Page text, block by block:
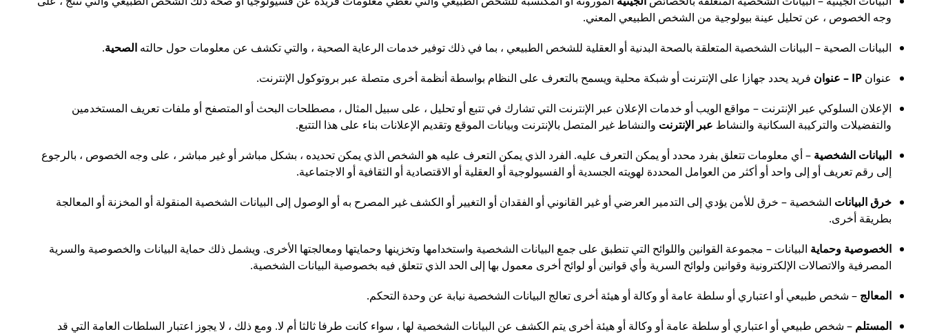
وجه الخصوص ، عن تحليل عينة بيولوجية من الشخص الطبيعي المعني.
البيانات الصحية – البيانات الشخصية المتعلقة بالصحة البدنية أو العقلية للشخص الطبيعي ، بما في ذلك توفير خدمات الرعاية الصحية ، والتي تكشف عن معلومات حول حالته الصحية.
عنوان IP – عنوان
فريد يحدد جهازا على الإنترنت أو شبكة محلية ويسمح بالتعرف على النظام بواسطة أنظمة أخرى متصلة عبر بروتوكول الإنترنت.
الإعلان السلوكي عبر الإنترنت – مواقع الويب أو خدمات الإعلان عبر الإنترنت التي تشارك في تتبع أو تحليل ، على سبيل المثال ، مصطلحات البحث أو المتصفح أو ملفات تعريف المستخدمين
والتفضيلات والتركيبة السكانية والنشاط عبر الإنترنت والنشاط غير المتصل بالإنترنت وبيانات الموقع وتقديم الإعلانات بناء على هذا التتبع.
البيانات الشخصية – أي معلومات تتعلق بفرد محدد أو يمكن التعرف عليه. الفرد الذي يمكن التعرف عليه هو الشخص الذي يمكن تحديده ، بشكل مباشر أو غير مباشر ، على وجه الخصوص ، بالرجوع
إلى رقم تعريف أو إلى واحد أو أكثر من العوامل المحددة لهويته الجسدية أو الفسيولوجية أو العقلية أو الاقتصادية أو الثقافية أو الاجتماعية.
خرق البيانات الشخصية – خرق للأمن يؤدي إلى التدمير العرضي أو غير القانوني أو الفقدان أو التغيير أو الكشف غير المصرح به أو الوصول إلى البيانات الشخصية المنقولة أو المخزنة أو المعالجة
بطريقة أخرى.
الخصوصية وحماية البيانات – مجموعة القوانين واللوائح التي تنطبق على جمع البيانات الشخصية واستخدامها وتخزينها وحمايتها ومعالجتها الأخرى. ويشمل ذلك حماية البيانات والخصوصية والسرية
المصرفية والاتصالات الإلكترونية وقوانين ولوائح السرية وأي قوانين أو لوائح أخرى معمول بها إلى الحد الذي تتعلق فيه بخصوصية البيانات الشخصية.
المعالج – شخص طبيعي أو اعتباري أو سلطة عامة أو وكالة أو هيئة أخرى تعالج البيانات الشخصية نيابة عن وحدة التحكم.
المستلم – شخص طبيعي أو اعتباري أو سلطة عامة أو وكالة أو هيئة أخرى يتم الكشف عن البيانات الشخصية لها ، سواء كانت طرفا ثالثا أم لا. ومع ذلك ، لا يجوز اعتبار السلطات العامة التي قد